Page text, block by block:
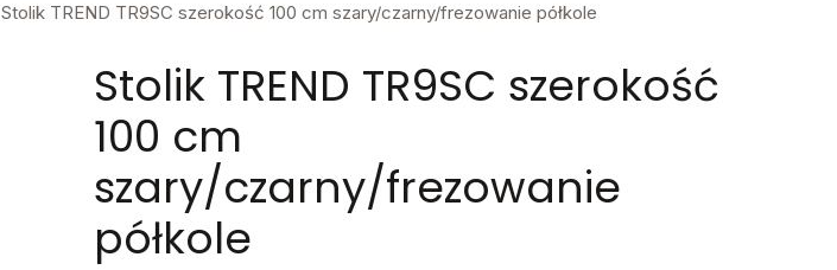
Stolik TREND TR9SC szerokość 100 cm szary/czarny/frezowanie półkole
Stolik TREND TR9SC szerokość
100 cm
szary/czarny/frezowanie
półkole